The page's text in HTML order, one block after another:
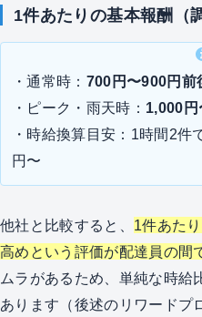
1件あたりの基本報酬（
・通常時： 700円〜900円前
・ピーク・雨天時： 1,000円
・時給換算目安：1時間2
円〜
他社と比較すると、 1件あた
高めという評価が配達員の間
ムラがあるため、単純な時給
あります（後述のリワードプ